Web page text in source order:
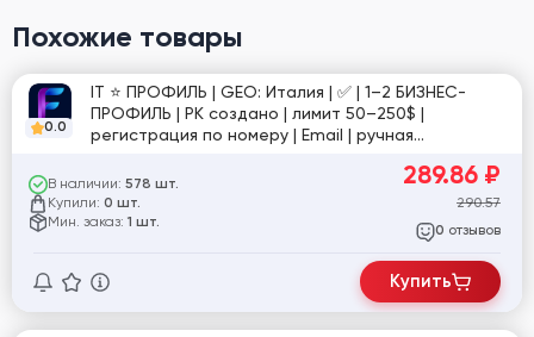
Похожие товары
0.0
IT ⭐️ ПРОФИЛЬ | GEO: Италия | ✅ | 1–2 БИЗНЕС-
ПРОФИЛЬ | РК создано | лимит 50–250$ |
регистрация по номеру | Email | ручная
комплекте | №2
В наличии: 578 шт.
Купили: 0 шт.
Мин. заказ: 1 шт.
289.86 ₽
290.57
0 отзывов
Купить